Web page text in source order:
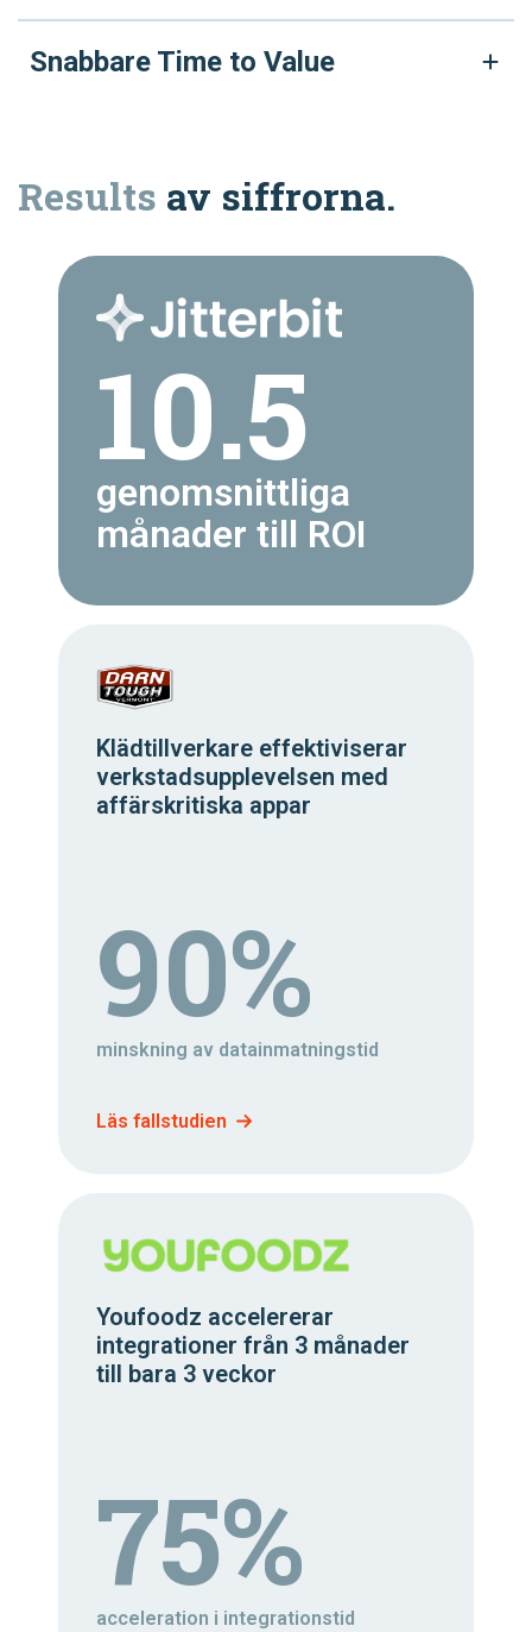
Snabbare Time to Value
Results av siffrorna.
10.5
genomsnittliga
månader till ROI
Klädtillverkare effektiviserar
verkstadsupplevelsen med
affärskritiska appar
90%
minskning av datainmatningstid
Läs fallstudien
Youfoodz accelererar
integrationer från 3 månader
till bara 3 veckor
75%
acceleration i integrationstid